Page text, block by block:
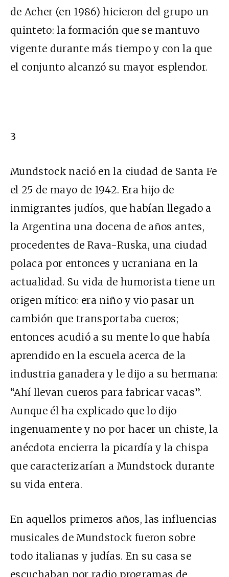
de Acher (en 1986) hicieron del grupo un
quinteto: la formación que se mantuvo
vigente durante más tiempo y con la que
el conjunto alcanzó su mayor esplendor.
3
Mundstock nació en la ciudad de Santa Fe
el 25 de mayo de 1942. Era hijo de
inmigrantes judíos, que habían llegado a
la Argentina una docena de años antes,
procedentes de Rava-Ruska, una ciudad
polaca por entonces y ucraniana en la
actualidad. Su vida de humorista tiene un
origen mítico: era niño y vio pasar un
cambión que transportaba cueros;
entonces acudió a su mente lo que había
aprendido en la escuela acerca de la
industria ganadera y le dijo a su hermana:
“Ahí llevan cueros para fabricar vacas”.
Aunque él ha explicado que lo dijo
ingenuamente y no por hacer un chiste, la
anécdota encierra la picardía y la chispa
que caracterizarían a Mundstock durante
su vida entera.
En aquellos primeros años, las influencias
musicales de Mundstock fueron sobre
todo italianas y judías. En su casa se
escuchaban por radio programas de